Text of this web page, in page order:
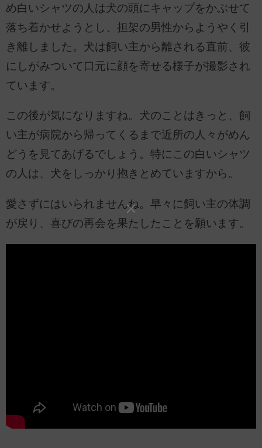
め白いシャツの人は犬の頭にキャップをかぶせて
落ち着かせようとし、担架の男性からようやく引
き離しました。犬は飼い主から離される直前、彼
にしがみついて口元に顔を寄せる様子が撮影され
ています。
この後が気になりますね。犬のことはきっと、飼
い主が病院から帰ってくるまで近所の人々がめん
どうを見てあげるでしょう。特にこの白いシャツ
の人は、犬をしっかり抱きとめていますから。
愛さずにはいられませんね。早々に飼い主の体調
が戻り、喜びの再会を果たしたことを願います。